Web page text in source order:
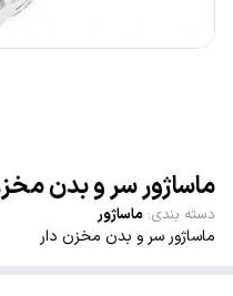
ماساژور سر و بدن
دسته بندی: ماساژور
ماساژور سر و بدن مخزن دار